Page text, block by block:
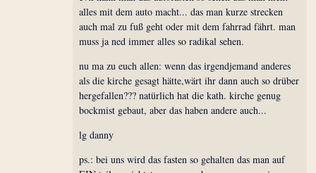
alles mit dem auto macht... das man kurze strecken
auch mal zu fuß geht oder mit dem fahrrad fährt. man
muss ja ned immer alles so radikal sehen.
nu ma zu euch allen: wenn das irgendjemand anderes
als die kirche gesagt hätte,wärt ihr dann auch so drüber
hergefallen??? natürlich hat die kath. kirche genug
bockmist gebaut, aber das haben andere auch...
lg danny
ps.: bei uns wird das fasten so gehalten das man auf